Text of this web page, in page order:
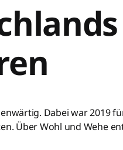
Dabei war 2019
Über Wohl und Wehe